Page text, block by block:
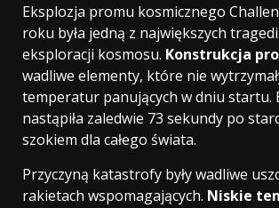
Eksplozja promu kosmicznego
roku była jedną z największych
eksploracji kosmosu. Konstrukcja
wadliwe elementy, które nie
temperatur panujących w dniu startu.
nastąpiła zaledwie 73 sekundy po
szokiem dla całego świata.
Przyczyną katastrofy były wadliwe
rakietach wspomagających. Niskie